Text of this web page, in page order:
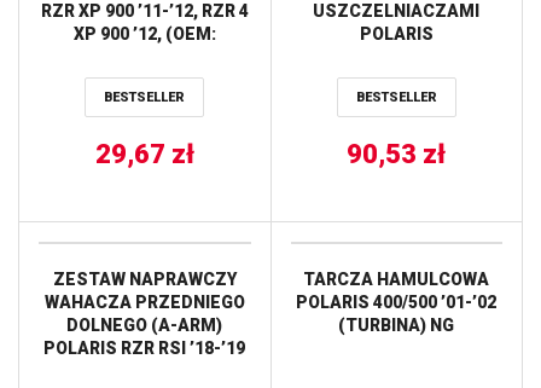
RZR XP 900 ’11-’12, RZR 4
XP 900 ’12, (OEM:
BESTSELLER
29,67 zł
USZCZELNIACZAMI
POLARIS
ALL BALLS
BESTSELLER
90,53 zł
ZESTAW NAPRAWCZY
WAHACZA PRZEDNIEGO
DOLNEGO (A-ARM)
POLARIS RZR RSI ’18-’19
TARCZA HAMULCOWA
POLARIS 400/500 ’01-’02
(TURBINA) NG